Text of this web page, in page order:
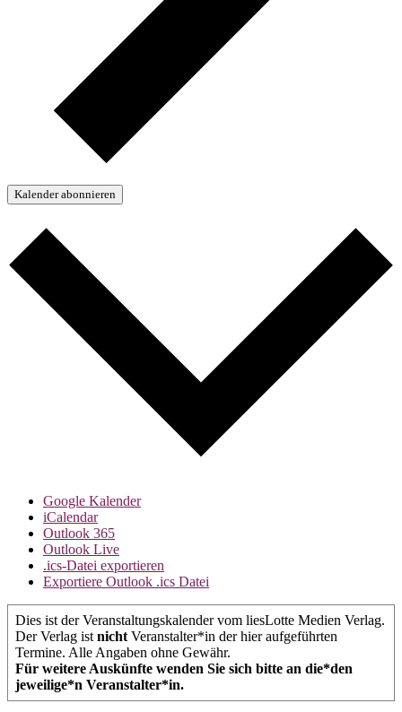
Kalender abonnieren
Google Kalender
iCalendar
Outlook 365
Outlook Live
.ics-Datei exportieren
Exportiere Outlook .ics Datei
Dies ist der Veranstaltungskalender vom liesLotte Medien Verlag.
Der Verlag ist nicht Veranstalter*in der hier aufgeführten
Termine. Alle Angaben ohne Gewähr.
Für weitere Auskünfte wenden Sie sich bitte an die*den
jeweilige*n Veranstalter*in.